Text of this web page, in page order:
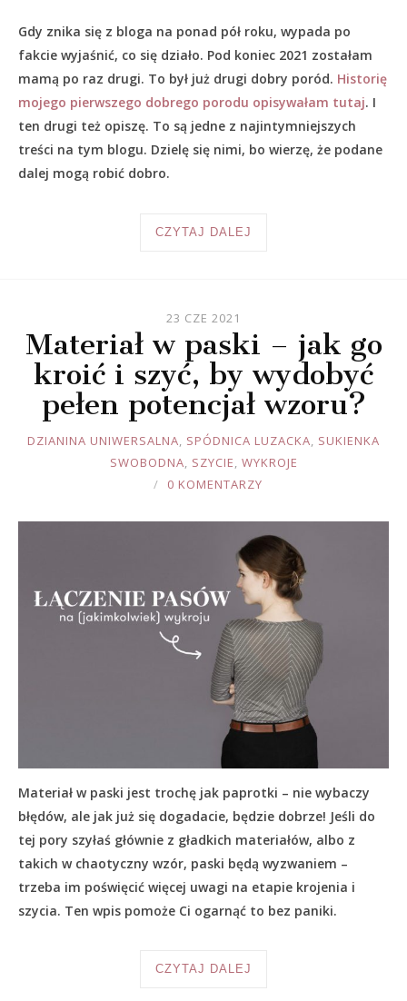
Gdy znika się z bloga na ponad pół roku, wypada po
fakcie wyjaśnić, co się działo. Pod koniec 2021 zostałam
mamą po raz drugi. To był już drugi dobry poród. Historię
mojego pierwszego dobrego porodu opisywałam tutaj. I
ten drugi też opiszę. To są jedne z najintymniejszych
treści na tym blogu. Dzielę się nimi, bo wierzę, że podane
dalej mogą robić dobro.
CZYTAJ DALEJ
23 CZE 2021
Materiał w paski – jak go
kroić i szyć, by wydobyć
pełen potencjał wzoru?
JOULE
DZIANINA UNIWERSALNA, SPÓDNICA LUZACKA, SUKIENKA
SWOBODNA, SZYCIE, WYKROJE
0 KOMENTARZY
Materiał w paski jest trochę jak paprotki – nie wybaczy
błędów, ale jak już się dogadacie, będzie dobrze! Jeśli do
tej pory szyłaś głównie z gładkich materiałów, albo z
takich w chaotyczny wzór, paski będą wyzwaniem –
trzeba im poświęcić więcej uwagi na etapie krojenia i
szycia. Ten wpis pomoże Ci ogarnąć to bez paniki.
CZYTAJ DALEJ